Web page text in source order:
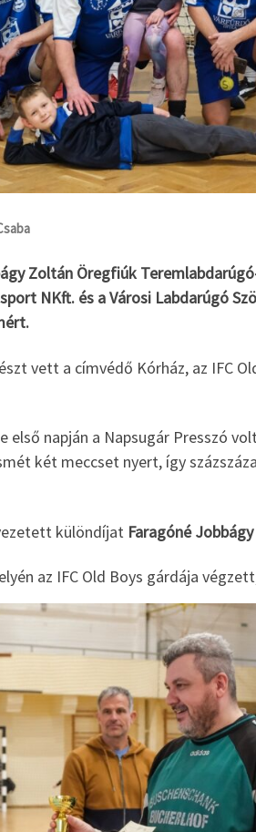
Zoltán Öregfiúk
NKft. és a Városi Labdarúgó
vett a címvédő Kórház, az IFC
első napján a Napsugár Presszó
két meccset nyert, így
különdíjat Faragóné
az IFC Old Boys gárdája